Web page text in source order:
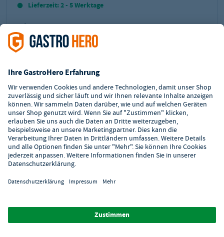
Lieferzeit: 2 - 5 Werktage
UVP²:
48 €
Preis:
Sie sparen:
In den Warenkorb
Zur Merkliste hinzufügen
1 2 3